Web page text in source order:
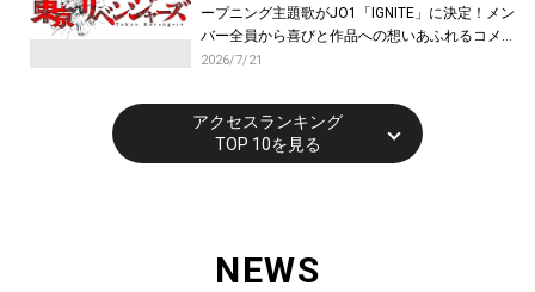
ープニング主題歌がJO1「IGNITE」に決定！メン
バー全員から喜びと作品への想いあふれるコメン
トが到着！9月に東京・大阪で先行上映会を開
2026/7/21
アクセスランキング
TOP 10を見る
NEWS